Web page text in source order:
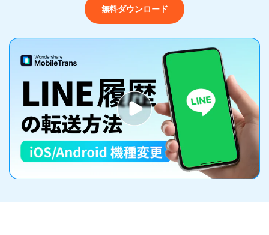
スマホアプリ
MobileTrans - スマホデータ転送
スマートフォンデータ、WhatsApp デー
タ、ファイルをデバイス間で簡単に転送で
きます.
無料ダウンロード